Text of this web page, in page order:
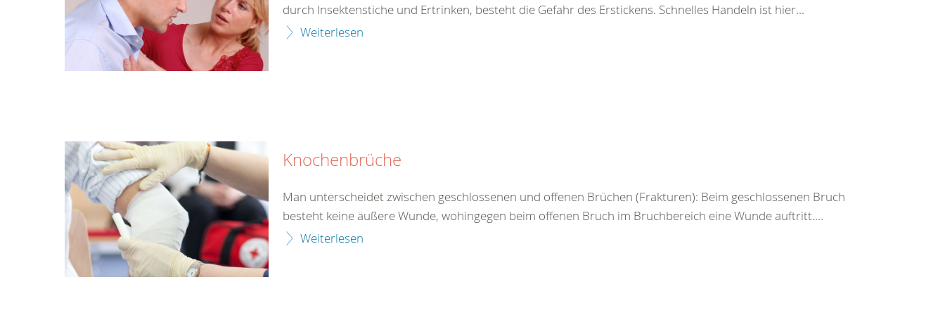
durch Insektenstiche und Ertrinken, besteht die Gefahr des Erstickens. Schnelles Handeln ist hier...
Weiterlesen
Knochenbrüche
Man unterscheidet zwischen geschlossenen und offenen Brüchen (Frakturen): Beim geschlossenen Bruch
besteht keine äußere Wunde, wohingegen beim offenen Bruch im Bruchbereich eine Wunde auftritt....
Weiterlesen